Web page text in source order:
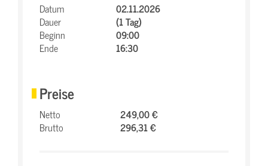
Datum
02.11.2026
Dauer
(1 Tag)
Beginn
09:00
Ende
16:30
Preise
Netto
249,00 €
Brutto
296,31 €